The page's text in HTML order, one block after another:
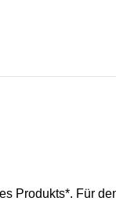
Produkts*. Für